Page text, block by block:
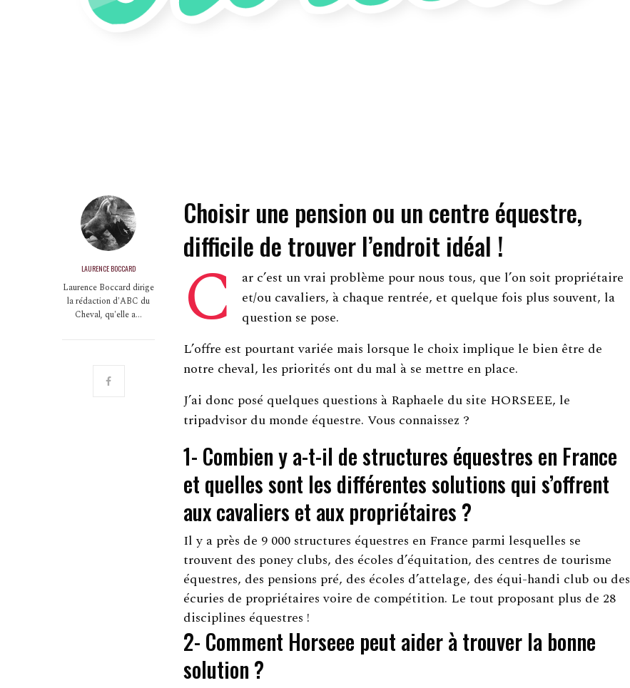
LAURENCE BOCCARD
Laurence Boccard dirige
la rédaction d'ABC du
Cheval, qu'elle a…
Choisir une pension ou un centre équestre,
difficile de trouver l’endroit idéal !
C
ar c’est un vrai problème pour nous tous, que l’on soit propriétaire
et/ou cavaliers, à chaque rentrée, et quelque fois plus souvent, la
question se pose.
L’offre est pourtant variée mais lorsque le choix implique le bien être de
notre cheval, les priorités ont du mal à se mettre en place.
J’ai donc posé quelques questions à Raphaele du site HORSEEE, le
tripadvisor du monde équestre. Vous connaissez ?
1- Combien y a-t-il de structures équestres en France
et quelles sont les différentes solutions qui s’offrent
aux cavaliers et aux propriétaires ?
Il y a près de 9 000 structures équestres en France parmi lesquelles se
trouvent des poney clubs, des écoles d’équitation, des centres de tourisme
équestres, des pensions pré, des écoles d’attelage, des équi-handi club ou des
écuries de propriétaires voire de compétition. Le tout proposant plus de 28
disciplines équestres !
2- Comment Horseee peut aider à trouver la bonne
solution ?